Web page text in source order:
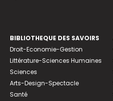
BIBLIOTHEQUE DES SAVOIRS
Droit-Economie-Gestion
Littérature-Sciences Humaines
Sciences
Arts-Design-Spectacle
Santé